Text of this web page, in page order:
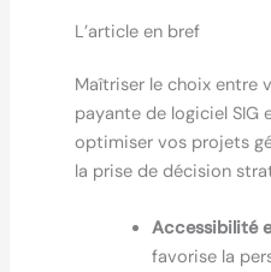
L’article en bref
Maîtriser le choix entre
payante de logiciel SIG
optimiser vos projets
la prise de décision
Accessibilité
favorise la